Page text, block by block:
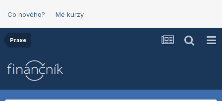
Co nového? Mé kurzy
Praxe